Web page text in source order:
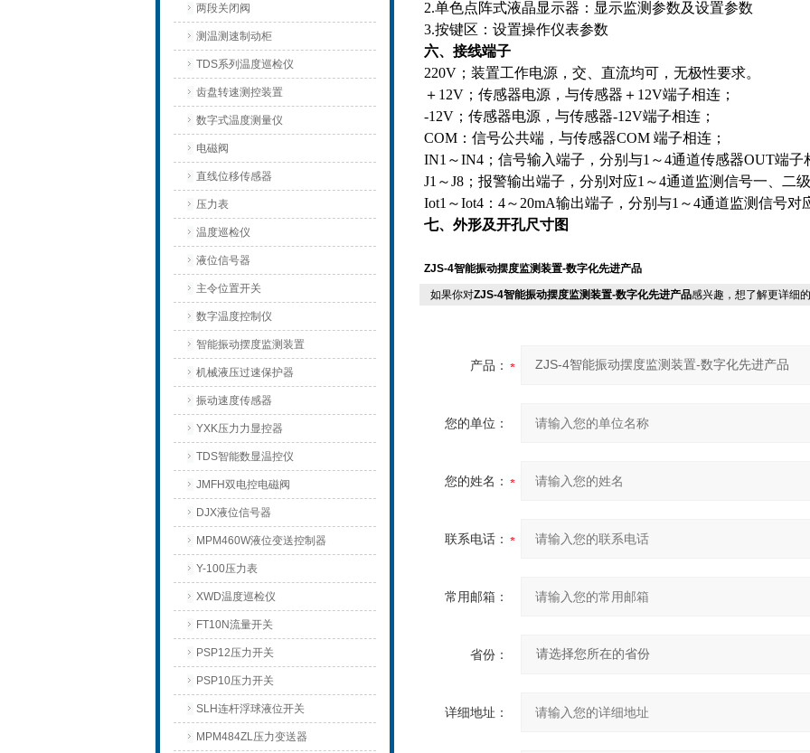
两段关闭阀
测温测速制动柜
TDS系列温度巡检仪
齿盘转速测控装置
数字式温度测量仪
电磁阀
直线位移传感器
压力表
温度巡检仪
液位信号器
主令位置开关
数字温度控制仪
智能振动摆度监测装置
机械液压过速保护器
振动速度传感器
YXK压力力显控器
TDS智能数显温控仪
JMFH双电控电磁阀
DJX液位信号器
MPM460W液位变送控制器
Y-100压力表
XWD温度巡检仪
FT10N流量开关
PSP12压力开关
PSP10压力开关
SLH连杆浮球液位开关
MPM484ZL压力变送器
2.单色点阵式液晶显示器：显示监测参数及设置参数
3.按键区：设置操作仪表参数
六、接线端子
220V；装置工作电源，交、直流均可，无极性要求。
＋12V；传感器电源，与传感器＋12V端子相连；
-12V；传感器电源，与传感器-12V端子相连；
COM：信号公共端，与传感器COM 端子相连；
IN1～IN4；信号输入端子，分别与1～4通道传感器OUT端
J1～J8；报警输出端子，分别对应1～4通道监测信号一、二
Iot1～Iot4：4～20mA输出端子，分别与1～4通道监测信号对
七、外形及开孔尺寸图
ZJS-4智能振动摆度监测装置-数字化先进产品
如果你对ZJS-4智能振动摆度监测装置-数字化先进产品感兴趣，想了解更详细
产品：
您的单位：
您的姓名：
联系电话：
常用邮箱：
省份：
详细地址：